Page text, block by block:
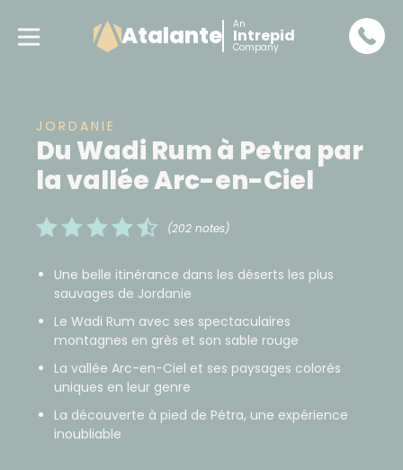
Atalante An
Intrepid
Company
JORDANIE
Du Wadi Rum à Petra par
la vallée Arc-en-Ciel
(202 notes)
Une belle itinérance dans les déserts les plus
sauvages de Jordanie
Le Wadi Rum avec ses spectaculaires
montagnes en grès et son sable rouge
La vallée Arc-en-Ciel et ses paysages colorés
uniques en leur genre
La découverte à pied de Pétra, une expérience
inoubliable